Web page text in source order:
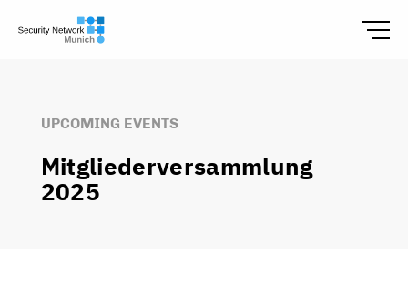
UPCOMING EVENTS
Mitgliederversammlung
2025